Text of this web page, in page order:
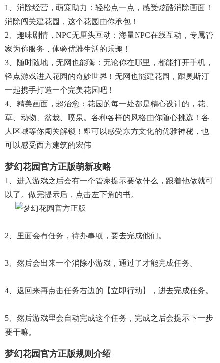
1、消除经营，萌宠助力：轻松点一点，感受炫酷消除画面！
消除闯关建花园，这个花园由你承包！
2、趣味剧情，NPC无厘头互动：海量NPC在线互动，专属管
家为你服务，体验优雅生活的乐趣！
3、随时随地，无网也能嗨：无论你在哪里，都能打开手机，
轻点游戏进入花园的奇妙世界！无网也能建花园，跟奥斯汀
一起携手打造一个完美花园吧！
4、精美画面，超治愈：花园的每一处都是精心设计的，花、
草、动物、盆栽、喷泉。各种各样的风格由你随心挑选！各
大区域等你闯关解锁！即可以感受东方文化的优雅神秘，也
可以感受西方建筑的宏伟
梦幻花园官方正版萌新攻略
1、进入游戏之后会有一个管家提示要做什么，跟着他做就可
以了。做完提示后，点击左下角的书。
2、里面会有任务，待办事项，要去完成他们。
3、然后会出来一个消除小游戏，通过了才能完成任务。
4、返回来再点击任务右边的【立即行动】，进去完成任务。
5、然后游戏里会自动完成这个任务，完成之后会提示下一步
要干嘛。
梦幻花园官方正版规则介绍